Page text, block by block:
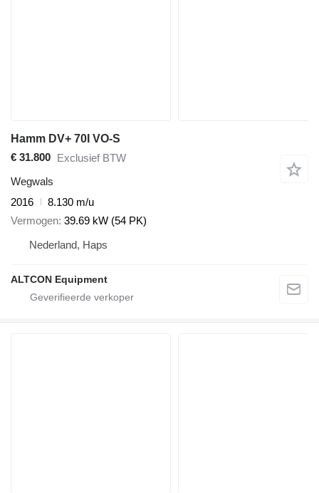
Hamm DV+ 70I VO-S
€ 31.800 Exclusief BTW
Wegwals
2016
8.130 m/u
Vermogen 39.69 kW (54 PK)
Nederland, Haps
ALTCON Equipment